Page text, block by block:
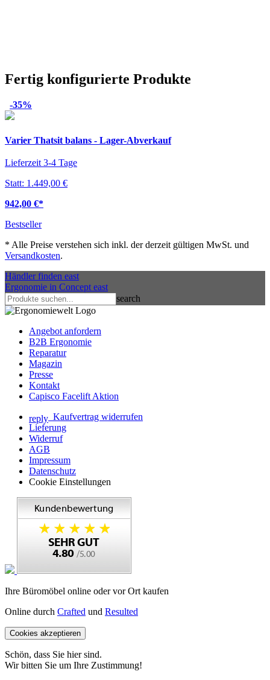
Fertig konfigurierte Produkte
-35%
Varier Thatsit balans - Lager-Abverkauf
Lieferzeit 3-4 Tage
Statt: 1.449,00 €
942,00 €*
Bestseller
* Alle Preise verstehen sich inkl. der derzeit gültigen MwSt. und
Versandkosten.
Händler finden east
Ergonomie in Concept east
search
Angebot anfordern
B2B Ergonomie
Reparatur
Magazin
Presse
Kontakt
Capisco Facelift Aktion
reply Kaufvertrag widerrufen
Lieferung
Widerruf
AGB
Impressum
Datenschutz
Cookie Einstellungen
Ihre Büromöbel online oder vor Ort kaufen
Online durch Crafted und Resulted
Cookies akzeptieren
Schön, dass Sie hier sind.
Wir bitten Sie um Ihre Zustimmung!